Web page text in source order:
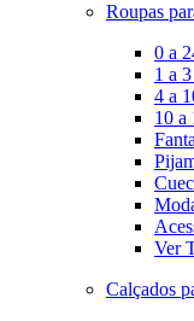
Roupas
0 a
1 a
4 a
10 a
Ver
Calçados